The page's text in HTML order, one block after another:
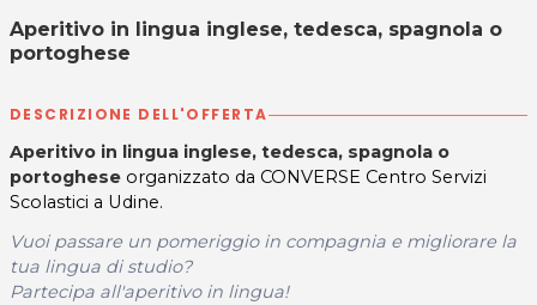
Aperitivo in lingua inglese, tedesca, spagnola o
portoghese
DESCRIZIONE DELL'OFFERTA
Aperitivo in lingua inglese, tedesca, spagnola o
portoghese organizzato da CONVERSE Centro Servizi
Scolastici a Udine.
Vuoi passare un pomeriggio in compagnia e migliorare la
tua lingua di studio?
Partecipa all'aperitivo in lingua!